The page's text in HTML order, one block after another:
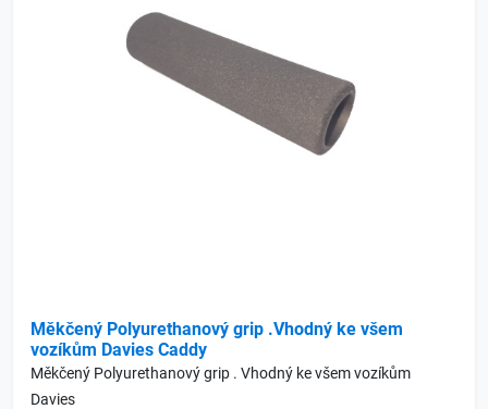
Měkčený Polyurethanový grip .Vhodný ke všem
vozíkům Davies Caddy
Měkčený Polyurethanový grip . Vhodný ke všem vozíkům
Davies